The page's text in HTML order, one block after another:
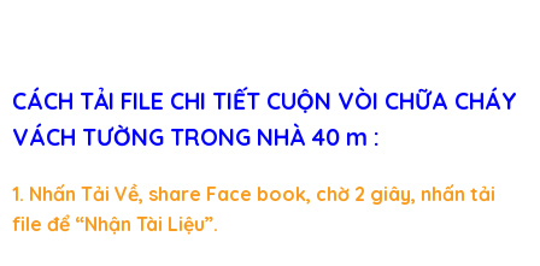
CÁCH TẢI FILE CHI TIẾT CUỘN VÒI CHỮA CHÁY
VÁCH TƯỜNG TRONG NHÀ 40 m :
​1. Nhấn Tải Về, share Face book, chờ 2 giây, nhấn tải
file để “Nhận Tài Liệu”.